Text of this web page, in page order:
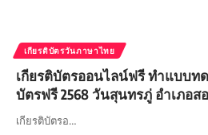
เกียรติบัตรวันภาษาไทย
เกียรติบัตรออนไลน์ฟรี ทำแบบท
บัตรฟรี 2568 วันสุนทรภู่ อำเภอส
เกียรติบัตรอ…